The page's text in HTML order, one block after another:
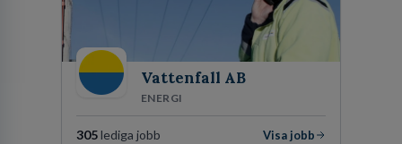
Vattenfall AB
ENERGI
305 lediga jobb
Visa jobb